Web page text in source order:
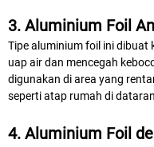
3. Aluminium Foil
Tipe aluminium foil ini dibuat
uap air dan mencegah
digunakan di area yang
seperti atap rumah di
4. Aluminium Foil